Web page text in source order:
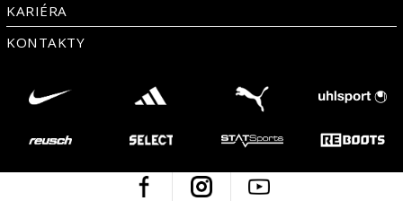
KARIÉRA
KONTAKTY
Facebook Instagram